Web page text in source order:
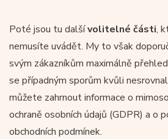
Poté jsou tu dalšívolitelné části,
nemusíte uvádět. My to však
svým zákazníkům maximálně
se případným sporům kvůli
můžete zahrnout informace o
ochraně osobních údajů (GDPR) a o
obchodních podmínek.